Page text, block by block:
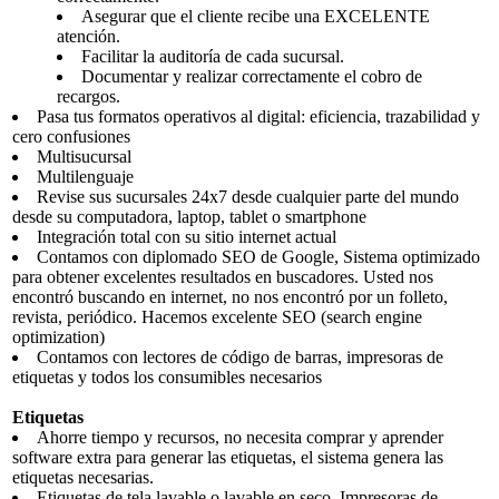
Asegurar que el cliente recibe una EXCELENTE
atención.
Facilitar la auditoría de cada sucursal.
Documentar y realizar correctamente el cobro de
recargos.
Pasa tus formatos operativos al digital: eficiencia, trazabilidad y
cero confusiones
Multisucursal
Multilenguaje
Revise sus sucursales 24x7 desde cualquier parte del mundo
desde su computadora, laptop, tablet o smartphone
Integración total con su sitio internet actual
Contamos con diplomado SEO de Google, Sistema optimizado
para obtener excelentes resultados en buscadores. Usted nos
encontró buscando en internet, no nos encontró por un folleto,
revista, periódico. Hacemos excelente SEO (search engine
optimization)
Contamos con lectores de código de barras, impresoras de
etiquetas y todos los consumibles necesarios
Etiquetas
Ahorre tiempo y recursos, no necesita comprar y aprender
software extra para generar las etiquetas, el sistema genera las
etiquetas necesarias.